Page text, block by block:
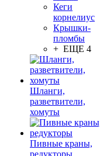
Кеги
корнелиус
Крышки-
пломбы
+ ЕЩЕ 4
Шланги,
разветвители,
хомуты
Пивные краны,
редукторы